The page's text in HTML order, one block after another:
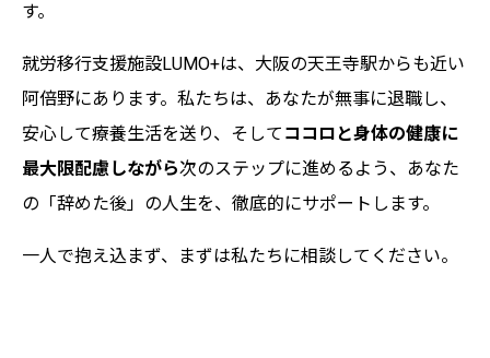
す。
就労移行支援施設LUMO+は、大阪の天王寺駅からも近い
阿倍野にあります。私たちは、あなたが無事に退職し、
安心して療養生活を送り、そして ココロと身体の健康に
最大限配慮しながら次のステップに進めるよう、あなた
の「辞めた後」の人生を、徹底的にサポートします。
一人で抱え込まず、まずは私たちに相談してください。